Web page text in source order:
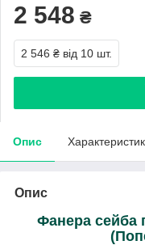
2 548 ₴
2 546 ₴ від 10 шт.
Опис
Опис
Фанера сейба